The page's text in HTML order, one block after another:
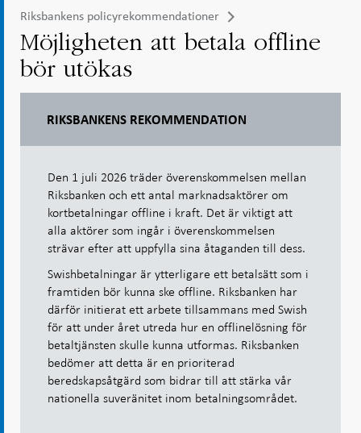
Riksbankens policyrekommendationer
Möjligheten att betala offline
bör utökas
RIKSBANKENS REKOMMENDATION
Den 1 juli 2026 träder överenskommelsen mellan
Riksbanken och ett antal marknadsaktörer om
kortbetalningar offline i kraft. Det är viktigt att
alla aktörer som ingår i överenskommelsen
strävar efter att uppfylla sina åtaganden till dess.
Swishbetalningar är ytterligare ett betalsätt som i
framtiden bör kunna ske offline. Riksbanken har
därför initierat ett arbete tillsammans med Swish
för att under året utreda hur en offlinelösning för
betaltjänsten skulle kunna utformas. Riksbanken
bedömer att detta är en prioriterad
beredskapsåtgärd som bidrar till att stärka vår
nationella suveränitet inom betalningsområdet.